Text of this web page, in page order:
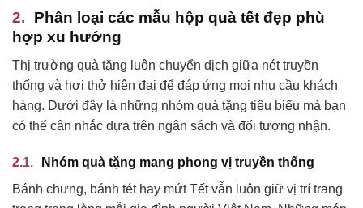
Phân loại các mẫu hộp quà tết đẹp phù
hợp xu hướng
Thị trường quà tặng luôn chuyển dịch giữa nét truyền
thống và hơi thở hiện đại để đáp ứng mọi nhu cầu khách
hàng. Dưới đây là những nhóm quà tặng tiêu biểu mà bạn
có thể cân nhắc dựa trên ngân sách và đối tượng nhận.
Nhóm quà tặng mang phong vị truyền thống
Bánh chưng, bánh tét hay mứt Tết vẫn luôn giữ vị trí trang